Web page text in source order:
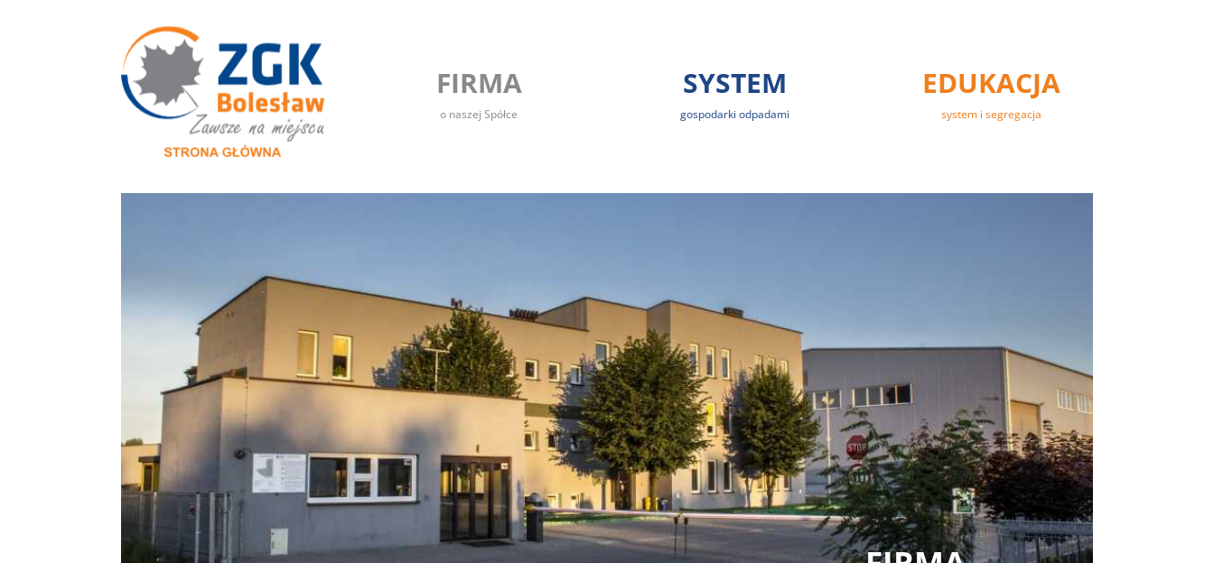
FIRMA
o naszej Spółce
SYSTEM
gospodarki odpadami
EDUKACJA
system i segregacja